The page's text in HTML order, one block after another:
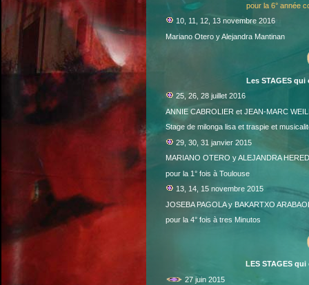
pour la 6° année
10, 11, 12, 13 novembre 2016
Mariano Otero y Alejandra Mantinan
Les STAGES qui
25, 26, 28 juillet 2016
ANNIE CABROLIER et JEAN-MARC
Stage de milonga lisa et traspie et
29, 30, 31 janvier 2015
MARIANO OTERO y ALEJANDRA
pour la 1° fois à Toulouse
13, 14, 15 novembre 2015
JOSEBA PAGOLA y BAKARTXO
pour la 4° fois à tres Minutos
LES STAGES
27 juin 2015